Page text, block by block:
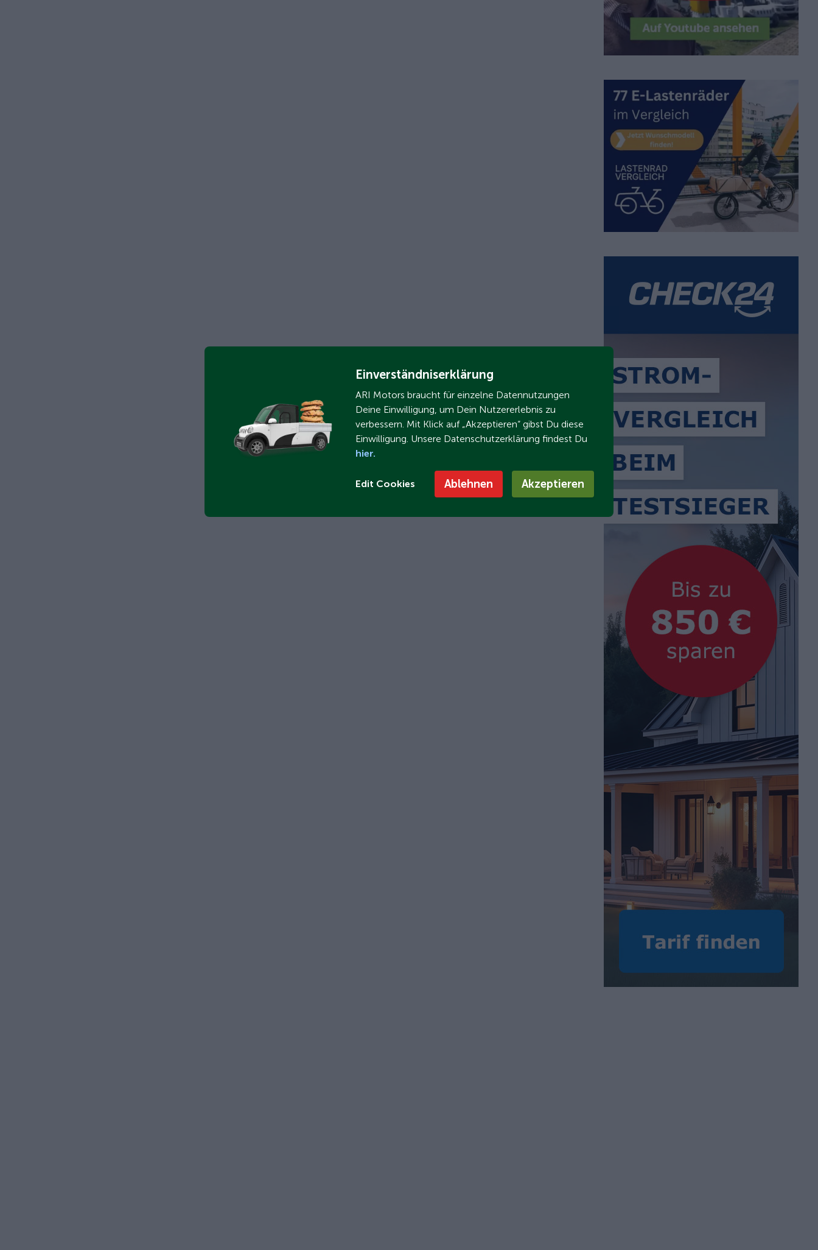
Einverständniserklärung
ARI Motors braucht für einzelne Datennutzungen
Deine Einwilligung, um Dein Nutzererlebnis zu
verbessern. Mit Klick auf „Akzeptieren“ gibst Du diese
Einwilligung. Unsere Datenschutzerklärung findest Du
hier.
Edit Cookies Ablehnen Akzeptieren